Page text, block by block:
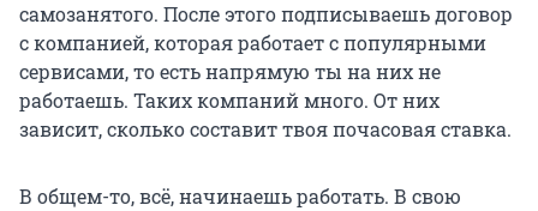
самозанятого. После этого подписываешь договор
с компанией, которая работает с популярными
сервисами, то есть напрямую ты на них не
работаешь. Таких компаний много. От них
зависит, сколько составит твоя почасовая ставка.
В общем-то, всё, начинаешь работать. В свою